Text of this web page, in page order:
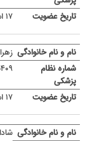
۱۷ اسفند ۱۴۰۳
۱۷ اسفند ۱۴۰۳